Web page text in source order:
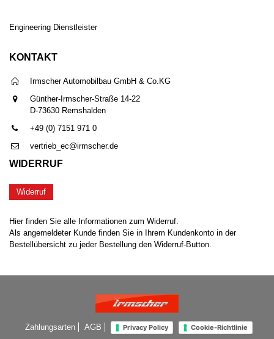
Engineering Dienstleister
KONTAKT
Irmscher Automobilbau GmbH & Co.KG
Günther-Irmscher-Straße 14-22
D-73630 Remshalden
+49 (0) 7151 971 0
vertrieb_ec@irmscher.de
WIDERRUF
Widerruf
Hier finden Sie alle Informationen zum Widerruf.
Als angemeldeter Kunde finden Sie in Ihrem Kundenkonto in der
Bestellübersicht zu jeder Bestellung den Widerruf-Button.
Zahlungsarten AGB Privacy Policy Cookie-Richtlinie